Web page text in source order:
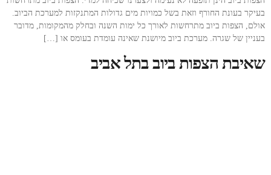
בעיקר בעונת החורף וזאת בשל כמויות מים גדולות המתנקזות למערכת הביוב.
אולם, הצפות ביוב מתרחשות לאורך כל ימות השנה ובחלק מהמקומות, מדובר
בעניין של שגרה. מערכת ביוב מיושנת שאינה עומדת בעומס או […]
שאיבת הצפות ביוב בתל אביב